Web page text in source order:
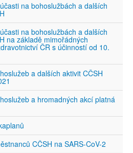
na bohoslužbách a dalších
na bohoslužbách a dalších
na základě mimořádných
ČR s účinností od 10.
a dalších aktivit CČSH
a hromadných akcí platná
CČSH na SARS-CoV-2